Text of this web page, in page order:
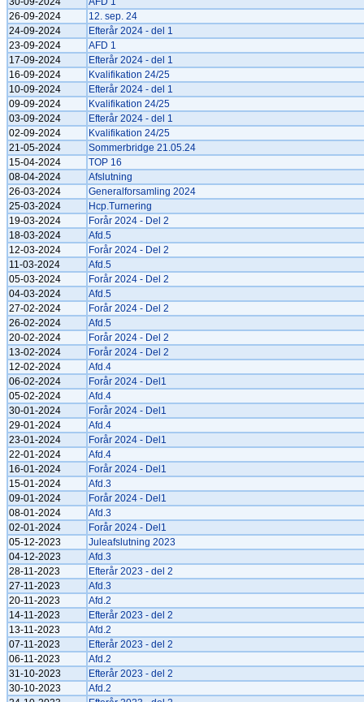
26-09-2024
12. sep. 24
24-09-2024
Efterår 2024 - del 1
23-09-2024
AFD 1
17-09-2024
Efterår 2024 - del 1
16-09-2024
Kvalifikation 24/25
10-09-2024
Efterår 2024 - del 1
09-09-2024
Kvalifikation 24/25
03-09-2024
Efterår 2024 - del 1
02-09-2024
Kvalifikation 24/25
21-05-2024
Sommerbridge 21.05.24
15-04-2024
TOP 16
08-04-2024
Afslutning
26-03-2024
Generalforsamling 2024
25-03-2024
Hcp.Turnering
19-03-2024
Forår 2024 - Del 2
18-03-2024
Afd.5
12-03-2024
Forår 2024 - Del 2
11-03-2024
Afd.5
05-03-2024
Forår 2024 - Del 2
04-03-2024
Afd.5
27-02-2024
Forår 2024 - Del 2
26-02-2024
Afd.5
20-02-2024
Forår 2024 - Del 2
13-02-2024
Forår 2024 - Del 2
12-02-2024
Afd.4
06-02-2024
Forår 2024 - Del1
05-02-2024
Afd.4
30-01-2024
Forår 2024 - Del1
29-01-2024
Afd.4
23-01-2024
Forår 2024 - Del1
22-01-2024
Afd.4
16-01-2024
Forår 2024 - Del1
15-01-2024
Afd.3
09-01-2024
Forår 2024 - Del1
08-01-2024
Afd.3
02-01-2024
Forår 2024 - Del1
05-12-2023
Juleafslutning 2023
04-12-2023
Afd.3
28-11-2023
Efterår 2023 - del 2
27-11-2023
Afd.3
20-11-2023
Afd.2
14-11-2023
Efterår 2023 - del 2
13-11-2023
Afd.2
07-11-2023
Efterår 2023 - del 2
06-11-2023
Afd.2
31-10-2023
Efterår 2023 - del 2
30-10-2023
Afd.2